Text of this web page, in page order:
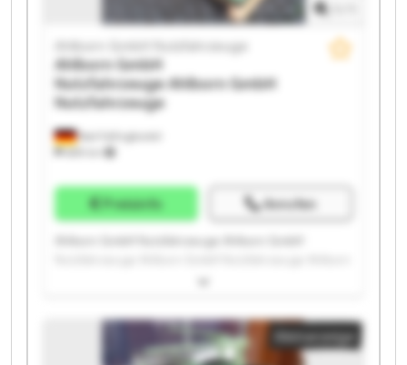
Bad Fallingbostel
689 km
Ahlborn GmbH Nutzfahrzeuge
Ahlborn GmbH
NutzfahrzeugeAhlborn GmbH
Nutzfahrzeuge
Preisinfo Anrufen
Ahlborn GmbH Nutzfahrzeuge Ahlborn GmbH
GmbH Nutzfahrzeuge Ahlborn GmbH Nutzfahrzeuge
Nutzfahrzeuge Ahlborn GmbH Nutzfahrzeuge Ahlborn
GmbH Nutzfahrzeuge Ahlborn GmbH Nutzfahrzeuge
Ahlborn GmbH Nutzfahrzeuge Ahlborn GmbH
Kleinanzeige